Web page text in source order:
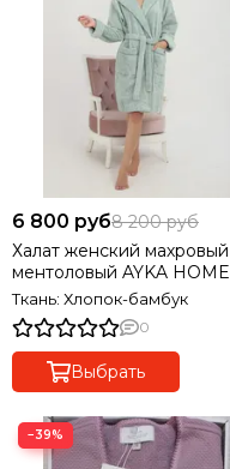
6 800 руб8 200 руб
Халат женский махровый
ментоловый AYKA HOME
Ткань: Хлопок-бамбук
0
Выбрать
−39%